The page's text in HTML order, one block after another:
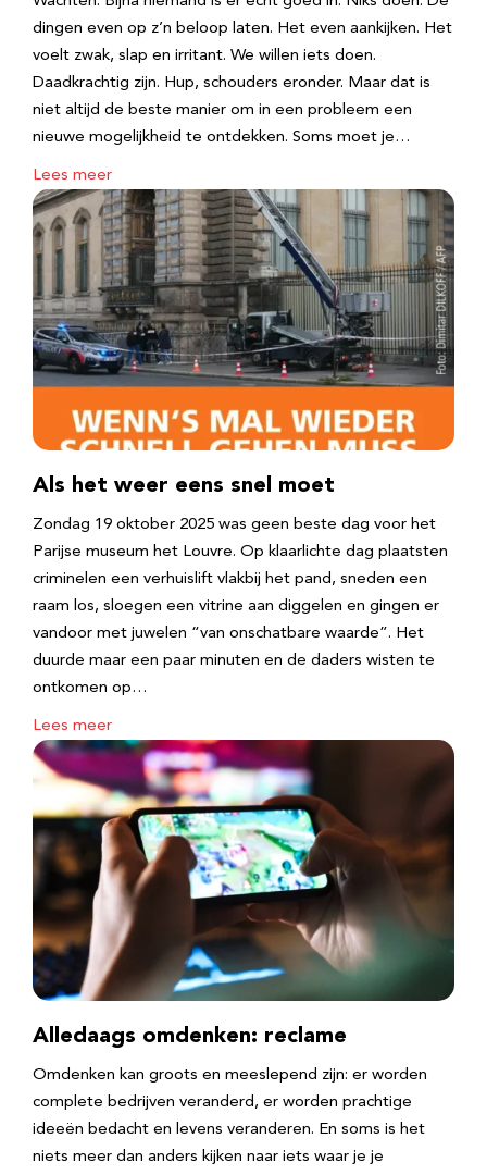
dingen even op z’n beloop laten. Het even aankijken. Het
voelt zwak, slap en irritant. We willen iets doen.
Daadkrachtig zijn. Hup, schouders eronder. Maar dat is
niet altijd de beste manier om in een probleem een
nieuwe mogelijkheid te ontdekken. Soms moet je…
Lees meer
Als het weer eens snel moet
Zondag 19 oktober 2025 was geen beste dag voor het
Parijse museum het Louvre. Op klaarlichte dag plaatsten
criminelen een verhuislift vlakbij het pand, sneden een
raam los, sloegen een vitrine aan diggelen en gingen er
vandoor met juwelen “van onschatbare waarde”. Het
duurde maar een paar minuten en de daders wisten te
ontkomen op…
Lees meer
Alledaags omdenken: reclame
Omdenken kan groots en meeslepend zijn: er worden
complete bedrijven veranderd, er worden prachtige
ideeën bedacht en levens veranderen. En soms is het
niets meer dan anders kijken naar iets waar je je